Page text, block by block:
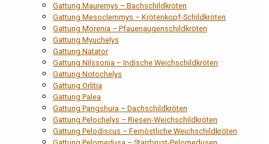
Gattung Mauremys – Bachschildkröten
Gattung Mesoclemmys – Krötenkopf-Schildkröten
Gattung Morenia – Pfauenaugenschildkröten
Gattung Myuchelys
Gattung Natator
Gattung Nilssonia – Indische Weichschildkröten
Gattung Notochelys
Gattung Orlitia
Gattung Palea
Gattung Pangshura – Dachschildkröten
Gattung Pelochelys – Riesen-Weichschildkröten
Gattung Pelodiscus – Fernöstliche Weichschildkröten